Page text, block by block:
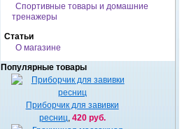
Спортивные товары и домашние
тренажеры
Статьи
О магазине
Популярные товары
Приборчик для завивки
ресниц 420 руб.